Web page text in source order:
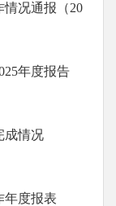
况通报（20
年度报告
成情况
年度报表